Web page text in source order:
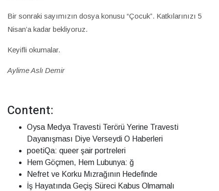
Bir sonraki sayımızın dosya konusu “Çocuk”. Katkılarınızı 5
Nisan’a kadar bekliyoruz.
Keyifli okumalar.
Aylime Aslı Demir
Content:
Oysa Medya Travesti Terörü Yerine Travesti
Dayanışması Diye Verseydi O Haberleri
poetiQa: queer şair portreleri
Hem Göçmen, Hem Lubunya: ğ
Nefret ve Korku Mızrağının Hedefinde
İş Hayatında Geçiş Süreci Kabus Olmamalı